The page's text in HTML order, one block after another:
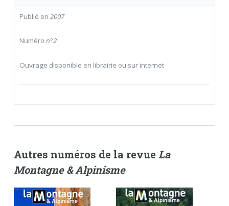
Publié en 2007
Numéro n°2
Ouvrage disponible en librairie ou sur internet
Autres numéros de la revue La
Montagne & Alpinisme